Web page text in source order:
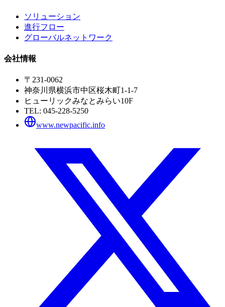
ソリューション
進行フロー
グローバルネットワーク
会社情報
〒231-0062
神奈川県横浜市中区桜木町1-1-7
ヒューリックみなとみらい10F
TEL: 045-228-5250
www.newpacific.info